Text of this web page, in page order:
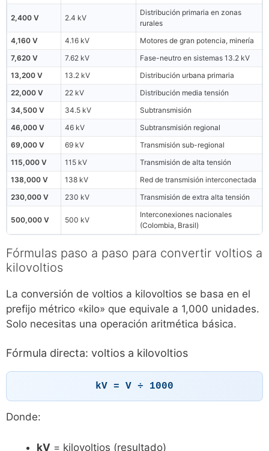
2,400 V 2.4 kV
Distribución primaria en zonas
rurales
4,160 V
4.16 kV
Motores de gran potencia, minería
7,620 V
7.62 kV
Fase-neutro en sistemas 13.2 kV
13,200 V
13.2 kV
Distribución urbana primaria
22,000 V
22 kV
Distribución media tensión
34,500 V
34.5 kV
Subtransmisión
46,000 V
46 kV
Subtransmisión regional
69,000 V
69 kV
Transmisión sub-regional
115,000 V
115 kV
Transmisión de alta tensión
138,000 V
138 kV
Red de transmisión interconectada
230,000 V
230 kV Transmisión de extra alta tensión
500,000 V 500 kV
Interconexiones nacionales
(Colombia, Brasil)
Fórmulas paso a paso para convertir voltios a
kilovoltios
La conversión de voltios a kilovoltios se basa en el
prefijo métrico «kilo» que equivale a 1,000 unidades.
Solo necesitas una operación aritmética básica.
Fórmula directa: voltios a kilovoltios
kV = V ÷ 1000
Donde:
kV = kilovoltios (resultado)